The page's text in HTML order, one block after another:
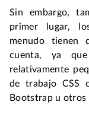
Sin embargo,
primer lugar,
menudo tienen
cuenta, ya
relativamente
de trabajo CSS
Bootstrap u otros